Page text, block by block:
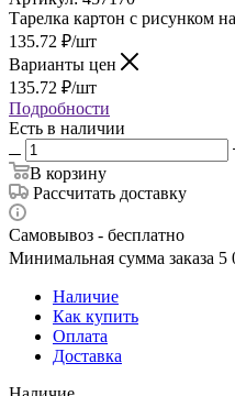
Тарелка картон с рисунком
135.72 ₽/шт
Варианты цен
135.72 ₽/шт
Подробности
Есть в наличии
В корзину
Рассчитать доставку
Самовывоз - бесплатно
Минимальная сумма заказа 5
Наличие
Как купить
Оплата
Доставка